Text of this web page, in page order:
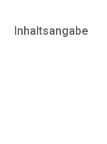
Inhaltsangabe